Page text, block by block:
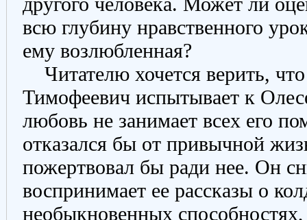
всю глубину нравственного
ему возлюбленная?
Читателю хочется верить,
Тимофеевич испытывает к
любовь не занимает всех его
отказался бы от привычной
пожертвовал бы ради нее. Он
воспринимает ее рассказы о
необыкновенных